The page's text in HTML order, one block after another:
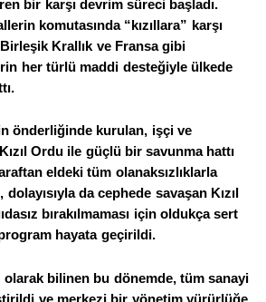
bir karşı devrim süreci başladı.
komutasında “kızıllara” karşı
Krallık ve Fransa gibi
her türlü maddi desteğiyle ülkede
önderliğinde kurulan, işçi ve
Ordu ile güçlü bir savunma hattı
eldeki tüm olanaksızlıklarla
da cephede savaşan Kızıl
bırakılmaması için oldukça sert
hayata geçirildi.
olarak bilinen bu dönemde, tüm sanayi